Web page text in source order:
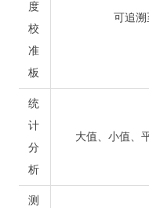
度
校
准
板
可追溯
统
计
分
析
大值、小值、
测